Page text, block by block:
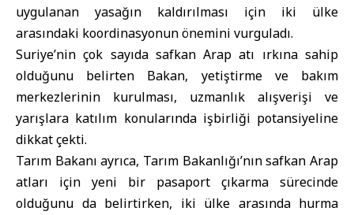
uygulanan yasağın kaldırılması için iki ülke
arasındaki koordinasyonun önemini vurguladı.
Suriye’nin çok sayıda safkan Arap atı ırkına sahip
olduğunu belirten Bakan, yetiştirme ve bakım
merkezlerinin kurulması, uzmanlık alışverişi ve
yarışlara katılım konularında işbirliği potansiyeline
dikkat çekti.
Tarım Bakanı ayrıca, Tarım Bakanlığı’nın safkan Arap
atları için yeni bir pasaport çıkarma sürecinde
olduğunu da belirtirken, iki ülke arasında hurma